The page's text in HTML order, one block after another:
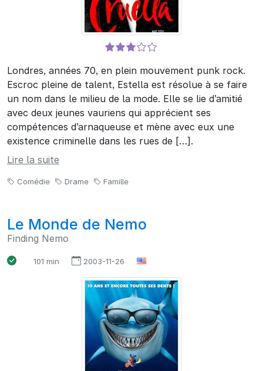
Londres, années 70, en plein mouvement punk rock.
Escroc pleine de talent, Estella est résolue à se faire
un nom dans le milieu de la mode. Elle se lie d’amitié
avec deux jeunes vauriens qui apprécient ses
compétences d’arnaqueuse et mène avec eux une
existence criminelle dans les rues de […].
Lire la suite
Comédie Drame Famille
Le Monde de Nemo
Finding Nemo
101 min 2003-11-26